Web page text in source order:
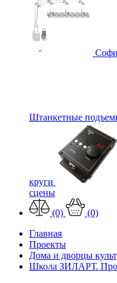
Штанкетные
круги
сцены
(0)
(0)
Главная
Проекты
Дома и дворцы
Школа ЗИЛАРТ.